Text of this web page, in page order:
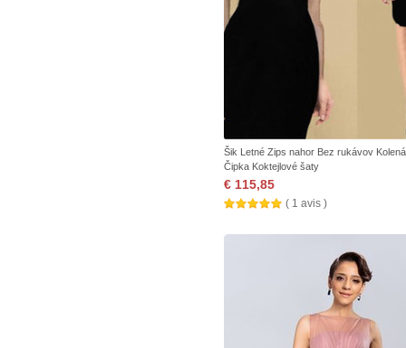
Šik Letné Zips nahor Bez rukávov Kolená
Čipka Koktejlové šaty
€ 115,85
( 1 avis )